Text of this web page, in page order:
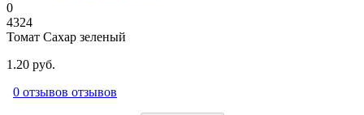
0
4324
Томат Сахар зеленый
1.20 руб.
0 отзывов отзывов